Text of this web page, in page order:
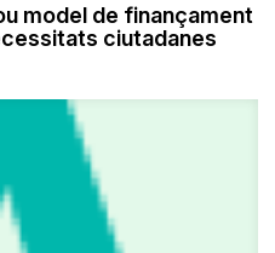
model de finançament
ciutadanes